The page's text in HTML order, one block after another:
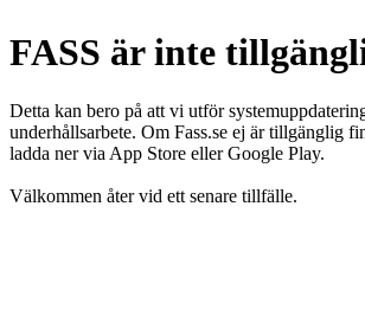
FASS är inte
Detta kan bero på att vi utför
underhållsarbete. Om Fass.se ej är tillgänglig
ladda ner via App Store eller Google Play.
Välkommen åter vid ett senare tillfälle.